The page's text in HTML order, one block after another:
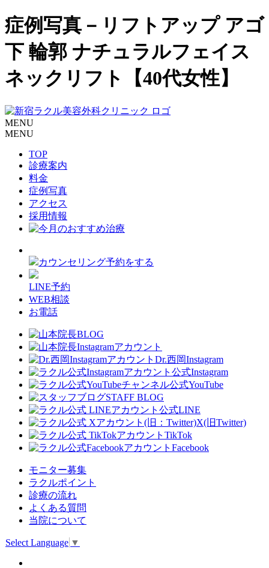
症例写真－リフトアップ アゴ
下 輪郭 ナチュラルフェイス
ネックリフト【40代女性】
MENU
MENU
TOP
診療案内
料金
症例写真
アクセス
採用情報
カウンセリング予約をする
LINE予約
WEB相談
お電話
Dr.西岡Instagram
公式Instagram
公式YouTube
STAFF BLOG
公式LINE
X(旧Twitter)
TikTok
Facebook
モニター募集
ラクルポイント
診療の流れ
よくある質問
当院について
Select Language ▼